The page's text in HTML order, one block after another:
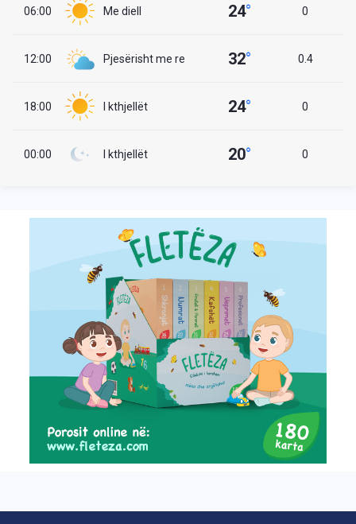
06:00 Me diell 24° 0
12:00 Pjesërisht me re 32° 0.4
18:00 I kthjellët 24° 0
00:00 I kthjellët 20° 0